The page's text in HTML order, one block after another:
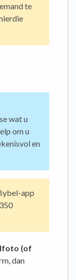
te
wat u
om u
en
app
(of
dan